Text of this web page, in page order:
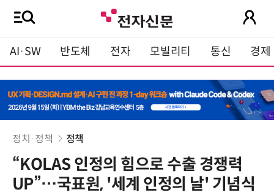
AI·SW 반도체 전자 모빌리티 통신 경제
정치·정책 정책
“KOLAS 인정의 힘으로 수출 경쟁력
UP”…국표원, '세계 인정의 날' 기념식